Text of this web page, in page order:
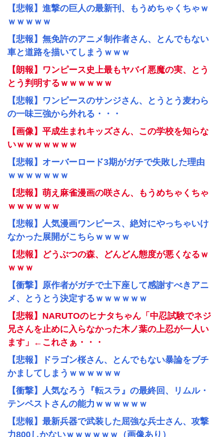
【悲報】進撃の巨人の最新刊、もうめちゃくちゃｗ
ｗｗｗｗｗ
【悲報】無免許のアニメ制作者さん、とんでもない
車と道路を描いてしまうｗｗｗ
【朗報】ワンピース史上最もヤバイ悪魔の実、とう
とう判明するｗｗｗｗｗｗ
【悲報】ワンピースのサンジさん、とうとう麦わら
の一味三強から外れる・・・
【画像】平成生まれキッズさん、この学校を知らな
いｗｗｗｗｗｗｗ
【悲報】オーバーロード3期がガチで失敗した理由
ｗｗｗｗｗｗｗ
【悲報】萌え麻雀漫画の咲さん、もうめちゃくちゃ
ｗｗｗｗｗｗ
【悲報】人気漫画ワンピース、絶対にやっちゃいけ
なかった展開がこちらｗｗｗｗ
【悲報】どうぶつの森、どんどん態度が悪くなるｗ
ｗｗｗ
【衝撃】原作者がガチで土下座して感謝すべきアニ
メ、とうとう決定するｗｗｗｗｗｗ
【悲報】NARUTOのヒナタちゃん「中忍試験でネジ
兄さんを止めに入らなかった木ノ葉の上忍が一人い
ます」←これさぁ・・・
【悲報】ドラゴン桜さん、とんでもない暴論をブチ
かましてしまうｗｗｗｗｗｗ
【衝撃】人気なろう『転スラ』の最終回、リムル・
テンペストさんの能力ｗｗｗｗｗｗ
【悲報】最新兵器で武装した屈強な兵士さん、攻撃
力800しかないｗｗｗｗｗｗ（画像あり）